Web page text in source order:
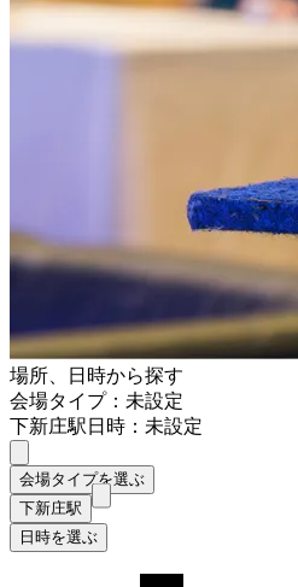
場所、日時から探す
会場タイプ：未設定
下新庄駅日時：未設定
会場タイプを選ぶ
下新庄駅
日時を選ぶ